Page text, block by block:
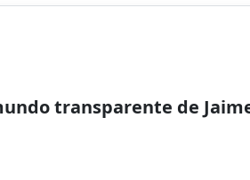
transparente de